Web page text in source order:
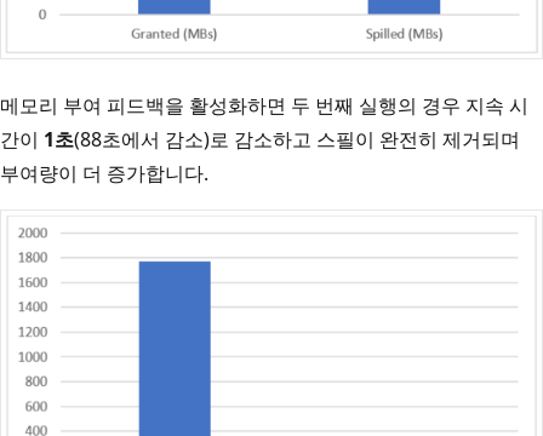
메모리 부여 피드백을 활성화하면 두 번째 실행의 경우 지속 시
간이 1초(88초에서 감소)로 감소하고 스필이 완전히 제거되며
부여량이 더 증가합니다.